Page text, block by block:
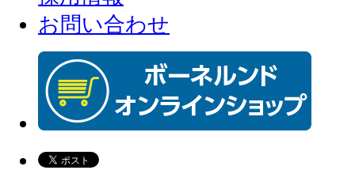
お問い合わせ